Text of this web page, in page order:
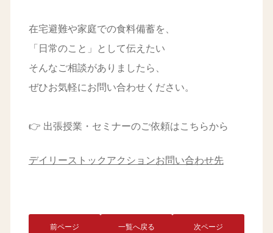
在宅避難や家庭での食料備蓄を、
「日常のこと」として伝えたい
そんなご相談がありましたら、
ぜひお気軽にお問い合わせください。
👉 出張授業・セミナーのご依頼はこちらから
デイリーストックアクションお問い合わせ先
前ページ 一覧へ戻る 次ページ